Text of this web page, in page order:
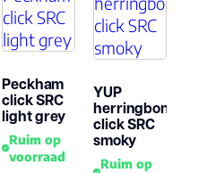
Peckham
click SRC
light grey
Ruim op
voorraad
YUP
herringbone
click SRC
smoky
Ruim op